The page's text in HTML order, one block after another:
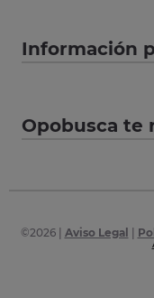
Información
Opobusca te
©2026| Aviso Legal